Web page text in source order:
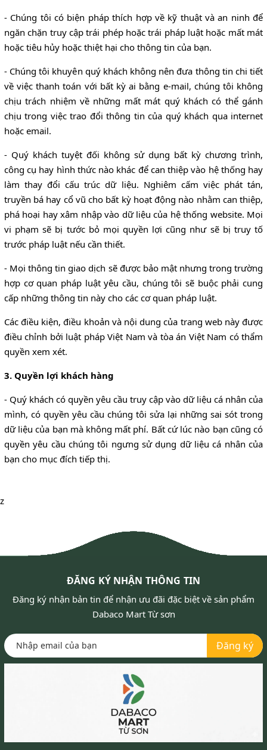
- Chúng tôi có biện pháp thích hợp về kỹ thuật và an ninh để
ngăn chặn truy cập trái phép hoặc trái pháp luật hoặc mất mát
hoặc tiêu hủy hoặc thiệt hại cho thông tin của bạn.
- Chúng tôi khuyên quý khách không nên đưa thông tin chi tiết
về việc thanh toán với bất kỳ ai bằng e-mail, chúng tôi không
chịu trách nhiệm về những mất mát quý khách có thể gánh
chịu trong việc trao đổi thông tin của quý khách qua internet
hoặc email.
- Quý khách tuyệt đối không sử dụng bất kỳ chương trình,
công cụ hay hình thức nào khác để can thiệp vào hệ thống hay
làm thay đổi cấu trúc dữ liệu. Nghiêm cấm việc phát tán,
truyền bá hay cổ vũ cho bất kỳ hoạt động nào nhằm can thiệp,
phá hoại hay xâm nhập vào dữ liệu của hệ thống website. Mọi
vi phạm sẽ bị tước bỏ mọi quyền lợi cũng như sẽ bị truy tố
trước pháp luật nếu cần thiết.
- Mọi thông tin giao dịch sẽ được bảo mật nhưng trong trường
hợp cơ quan pháp luật yêu cầu, chúng tôi sẽ buộc phải cung
cấp những thông tin này cho các cơ quan pháp luật.
Các điều kiện, điều khoản và nội dung của trang web này được
điều chỉnh bởi luật pháp Việt Nam và tòa án Việt Nam có thẩm
quyền xem xét.
3. Quyền lợi khách hàng
- Quý khách có quyền yêu cầu truy cập vào dữ liệu cá nhân của
mình, có quyền yêu cầu chúng tôi sửa lại những sai sót trong
dữ liệu của bạn mà không mất phí. Bất cứ lúc nào bạn cũng có
quyền yêu cầu chúng tôi ngưng sử dụng dữ liệu cá nhân của
bạn cho mục đích tiếp thị.
z
ĐĂNG KÝ NHẬN THÔNG TIN
Đăng ký nhận bản tin để nhận ưu đãi đặc biệt về sản phẩm
Dabaco Mart Từ sơn
Đăng ký